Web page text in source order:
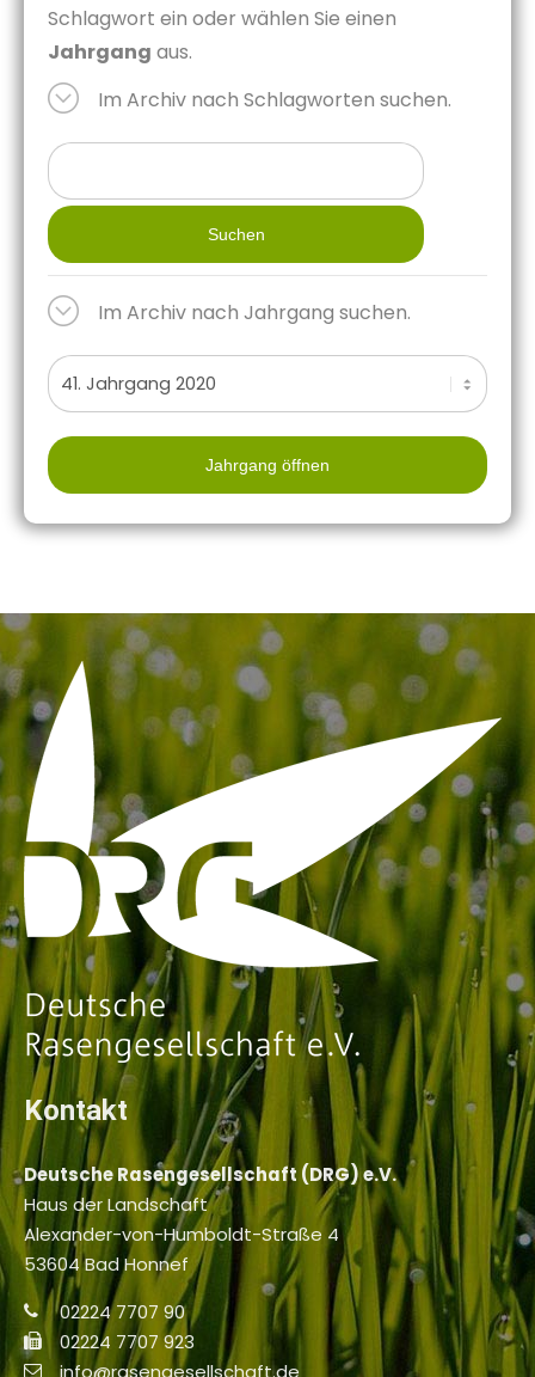
Schlagwort ein oder wählen Sie einen
Jahrgang aus.
Im Archiv nach Schlagworten suchen.
Suchen
Im Archiv nach Jahrgang suchen.
Jahrgang öffnen
Kontakt
Deutsche Rasengesellschaft (DRG) e.V.
Haus der Landschaft
Alexander-von-Humboldt-Straße 4
53604 Bad Honnef
02224 7707 90
02224 7707 923
info@rasengesellschaft.de